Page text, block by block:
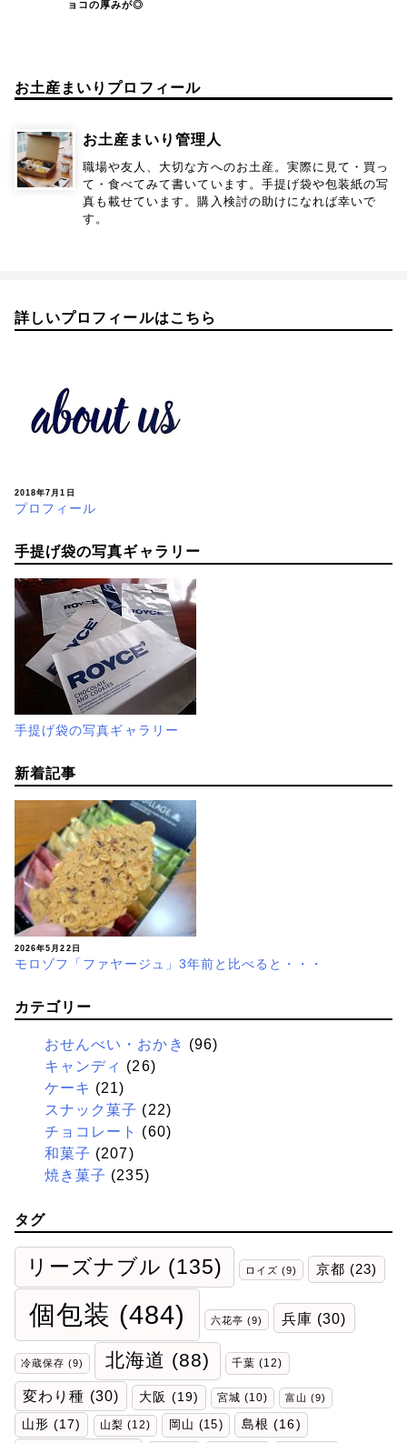
ョコの厚みが◎
お土産まいりプロフィール
お土産まいり管理人
職場や友人、大切な方へのお土産。実際に見て・買っ
て・食べてみて書いています。手提げ袋や包装紙の写
真も載せています。購入検討の助けになれば幸いで
す。
詳しいプロフィールはこちら
2018年7月1日
プロフィール
手提げ袋の写真ギャラリー
手提げ袋の写真ギャラリー
新着記事
2026年5月22日
モロゾフ「ファヤージュ」3年前と比べると・・・
カテゴリー
おせんべい・おかき (96)
キャンディ (26)
ケーキ (21)
スナック菓子 (22)
チョコレート
(60)
和菓子 (207)
焼き菓子 (235)
タグ
リーズナブル (135) ロイズ (9) 京都 (23)
個包装 (484) 六花亭 (9) 兵庫 (30)
冷蔵保存 (9) 北海道 (88) 千葉 (12)
変わり種 (30) 大阪 (19) 宮城 (10) 富山 (9)
山形 (17) 山梨 (12) 岡山 (15) 島根 (16)